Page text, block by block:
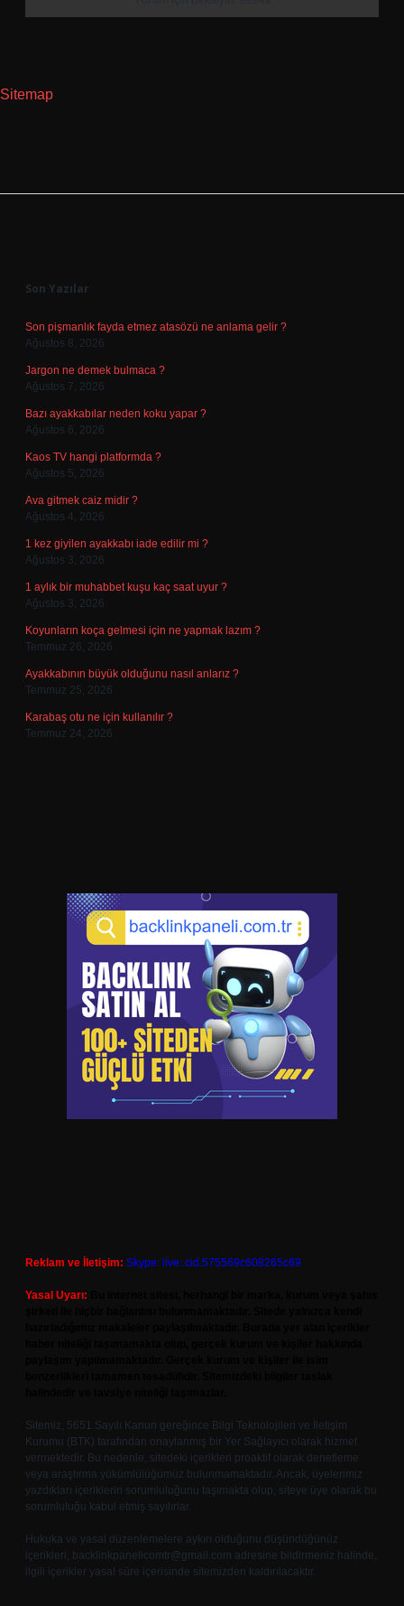
Sitemap
Son Yazılar
Son pişmanlık fayda etmez atasözü ne anlama gelir ?
Ağustos 8, 2026
Jargon ne demek bulmaca ?
Ağustos 7, 2026
Bazı ayakkabılar neden koku yapar ?
Ağustos 6, 2026
Kaos TV hangi platformda ?
Ağustos 5, 2026
Ava gitmek caiz midir ?
Ağustos 4, 2026
1 kez giyilen ayakkabı iade edilir mi ?
Ağustos 3, 2026
1 aylık bir muhabbet kuşu kaç saat uyur ?
Ağustos 3, 2026
Koyunların koça gelmesi için ne yapmak lazım ?
Temmuz 26, 2026
Ayakkabının büyük olduğunu nasıl anlarız ?
Temmuz 25, 2026
Karabaş otu ne için kullanılır ?
Temmuz 24, 2026
Reklam ve İletişim: Skype: live:.cid.575569c608265c69
Yasal Uyarı:
Sitemiz, 5651 Sayılı Kanun gereğince Bilgi Teknolojileri ve İletişim
Kurumu (BTK) tarafından onaylanmış bir Yer Sağlayıcı olarak hizmet
vermektedir. Bu nedenle, sitedeki içerikleri proaktif olarak denetleme
veya araştırma yükümlülüğümüz bulunmamaktadır. Ancak, üyelerimiz
yazdıkları içeriklerin sorumluluğunu taşımakta olup, siteye üye olarak bu
sorumluluğu kabul etmiş sayılırlar.
Hukuka ve yasal düzenlemelere aykırı olduğunu düşündüğünüz
içerikleri, backlinkpanelicomtr@gmail.com adresine bildirmeniz halinde,
ilgili içerikler yasal süre içerisinde sitemizden kaldırılacaktır.